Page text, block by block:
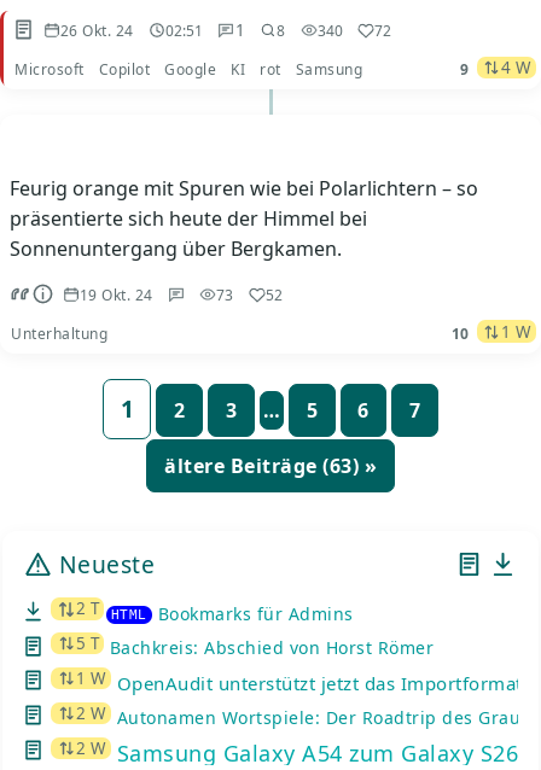
26 Okt. 24 02:51 1 8 340
72
Microsoft
Copilot Google KI rot Samsung 9 4 W
Feurig orange mit Spuren wie bei Polarlichtern – so
präsentierte sich heute der Himmel bei
Sonnenuntergang über Bergkamen.
19 Okt. 24 73
52
Unterhaltung
10 1 W
Seitennummerierung
1 2 3 … 5 6 7
ältere Beiträge (63) »
Neueste
2 T HTML Bookmarks für Admins
5 T Bachkreis: Abschied von Horst Römer
1 W OpenAudit unterstützt jetzt das Importformat
2 W Autonamen Wortspiele: Der Roadtrip des
2 W Samsung Galaxy A54 zum Galaxy